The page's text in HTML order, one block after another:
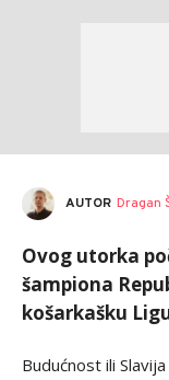
AUTOR Dragan
Ovog utorka
šampiona
košarkašku
Budućnost ili